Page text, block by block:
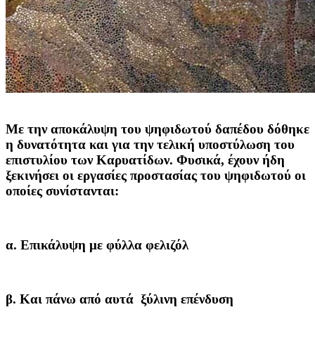
Με την αποκάλυψη του ψηφιδωτού δαπέδου δόθηκε
η δυνατότητα και για την τελική υποστύλωση του
επιστυλίου των Καρυατίδων. Φυσικά, έχουν ήδη
ξεκινήσει οι εργασίες προστασίας του ψηφιδωτού οι
οποίες συνίστανται:
α. Επικάλυψη με φύλλα φελιζόλ
β. Και πάνω από αυτά ξύλινη επένδυση